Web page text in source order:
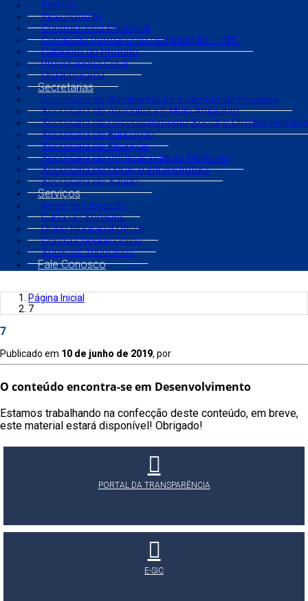
Prefeito
Vice Prefeito
Controladoria Municipal
Comissão Permanente de Licitação – CPL
Gabinete do Prefeito
Procuradoria Geral
Organograma
Secretarias
Secretaria de Administração e Gestão de Pessoas
Secretaria de Agricultura e Meio Ambiente
Secretaria de Desenvolvimento Social e Direitos
Secretaria de Educação
Secretaria de Finanças
Secretaria de Políticas para as Mulheres
Secretaria de Obras e Infraestrutura
Secretaria de Saúde
Serviços
Aviso de Licitação
Carta de Serviços
Diário Municipal Oficial
Contra Cheque Online
Serviços Tributários
Fale Conosco
Página Inicial
7
7
Publicado em 10 de junho de 2019, por
O conteúdo encontra-se em Desenvolvimento
Estamos trabalhando na confecção deste conteúdo, em breve,
este material estará disponível! Obrigado!
PORTAL DA TRANSPARÊNCIA
E-SIC